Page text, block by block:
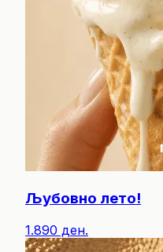
Љубовно лето!
1.890 ден.